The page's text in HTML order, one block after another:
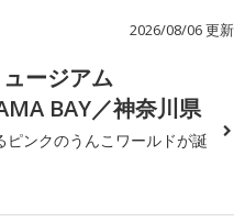
2026/08/06 更新
ージアム
BAY／神奈川県
ピンクのうんこワールドが誕